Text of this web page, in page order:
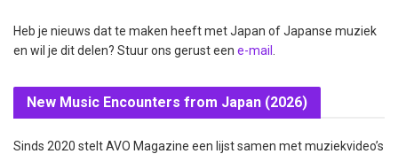
Heb je nieuws dat te maken heeft met Japan of Japanse muziek
en wil je dit delen? Stuur ons gerust een e-mail
New Music Encounters from Japan (2026)
Sinds 2020 stelt AVO Magazine een lijst samen met muziekvideo’s